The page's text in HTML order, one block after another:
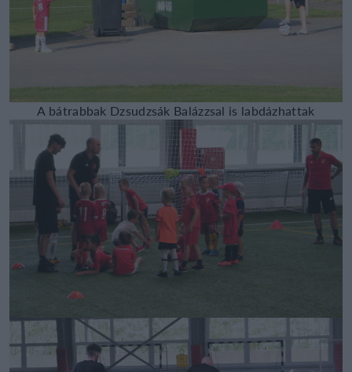
A bátrabbak Dzsudzsák Balázzsal is labdázhattak